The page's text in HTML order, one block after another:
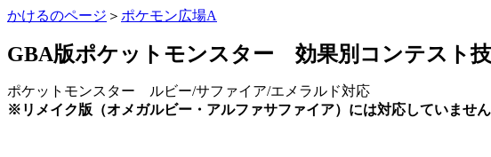
かけるのページ ＞ ポケモン広場A
GBA版ポケットモンスター 効果別コンテスト
ポケットモンスター ルビー/サファイア/エメラルド対応
※リメイク版（オメガルビー・アルファサファイア）には対応していません